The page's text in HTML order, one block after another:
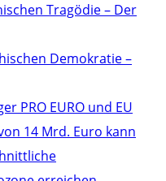
Tragödie – Der
Demokratie –
PRO EURO und EU
14 Mrd. Euro kann